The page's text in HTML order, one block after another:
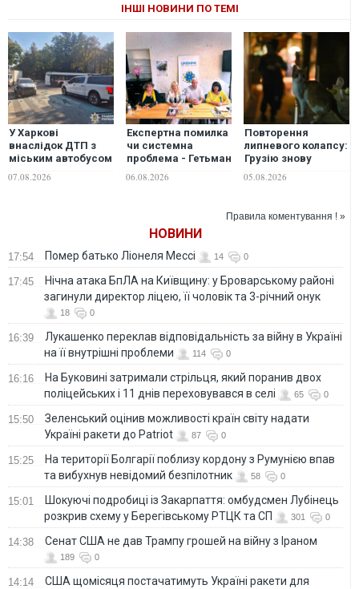
ІНШІ НОВИНИ ПО ТЕМІ
У Харкові
внаслідок ДТП з
міським автобусом
пасажири та водій
07.08.2026
Eкспертна помилка
чи системна
проблема - Гетьман
поза
06.08.2026
Повторення
липневого колапсу:
Грузію знову
блекаут, причини
05.08.2026
Правила коментування ! »
НОВИНИ
17:54 Помер батько Ліонеля Мессі 14 0
17:45
Нічна атака БпЛА на Київщину: у Броварському районі
загинули директор ліцею, її чоловік та 3-річний онук
18 0
16:39
Лукашенко переклав відповідальність за війну в Україні
на її внутрішні проблеми
114 0
16:16
На Буковині затримали стрільця, який поранив двох
поліцейських і 11 днів переховувався в селі
65 0
15:50
Зеленський оцінив можливості країн світу надати
Україні ракети до Patriot
87 0
15:25
На території Болгарії поблизу кордону з Румунією впав
та вибухнув невідомий безпілотник
58 0
15:01
Шокуючі подробиці із Закарпаття: омбудсмен Лубінець
розкрив схему у Берегівському РТЦК та СП
301 0
14:38 Сенат США не дав Трампу грошей на війну з Іраном
189 0
14:14
США щомісяця постачатимуть Україні ракети для